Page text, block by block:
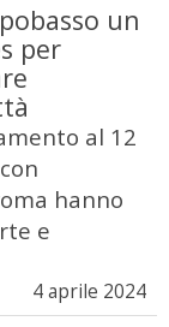
un
per
al 12
hanno
e
4 aprile 2024